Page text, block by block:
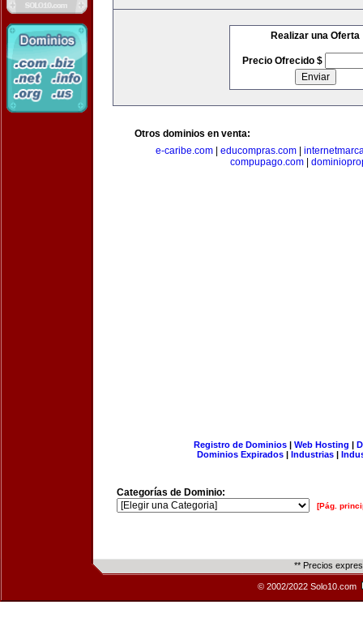
Realizar una Oferta
Precio Ofrecido $
Otros dominios en venta:
e-caribe.com| educompras.com|
compupago.com|
Registro de Dominios| Web Hosting |
Dominios Expirados | Industrias |
Categorías de Dominio:
[Pág.
** Precios
© 2002/2022 Solo10.com